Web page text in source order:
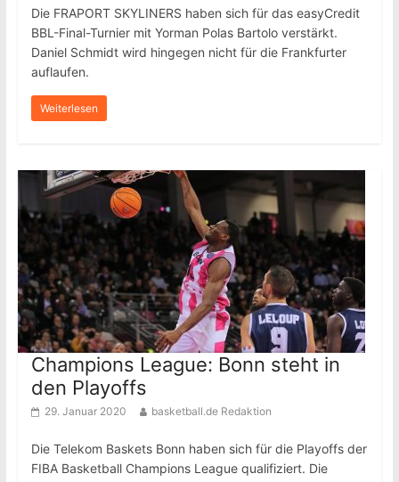
Die FRAPORT SKYLINERS haben sich für das easyCredit
BBL-Final-Turnier mit Yorman Polas Bartolo verstärkt.
Daniel Schmidt wird hingegen nicht für die Frankfurter
auflaufen.
Weiterlesen
Champions League: Bonn steht in
den Playoffs
29. Januar 2020 basketball.de Redaktion
Die Telekom Baskets Bonn haben sich für die Playoffs der
FIBA Basketball Champions League qualifiziert. Die